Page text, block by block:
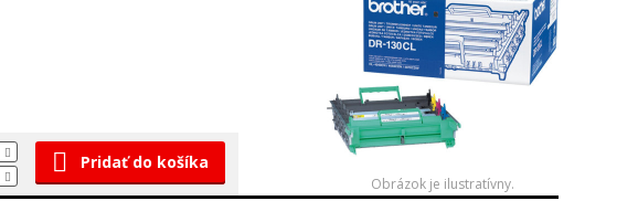
Pridať do košíka
Obrázok je ilustratívny.